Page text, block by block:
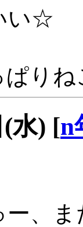
い☆
ぱり
水) [n
、